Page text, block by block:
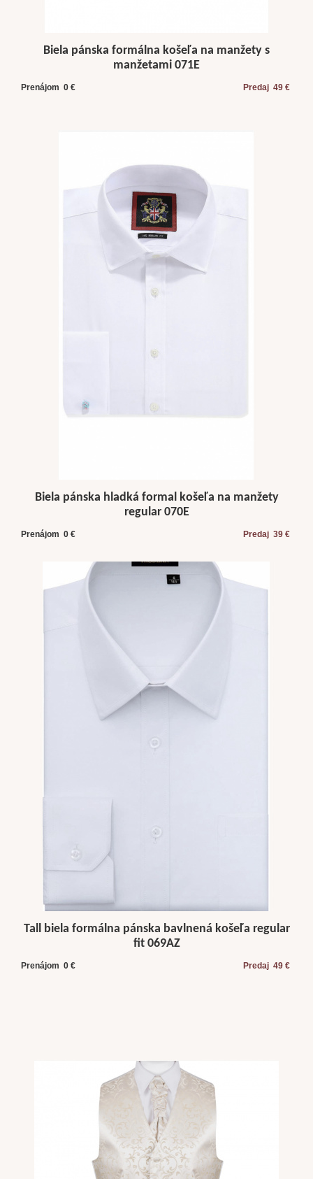
Biela pánska formálna košeľa na manžety s
manžetami 071E
Prenájom 0 € Predaj 49 €
Biela pánska hladká formal košeľa na manžety
regular 070E
Prenájom 0 € Predaj 39 €
Tall biela formálna pánska bavlnená košeľa regular
fit 069AZ
Prenájom 0 € Predaj 49 €